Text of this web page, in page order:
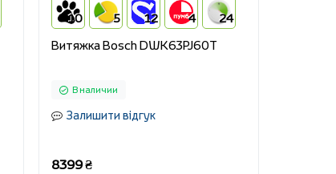
10 5 12 4 24
Витяжка Bosch DWK63PJ60T
В наличии
Залишити відгук
8399 ₴